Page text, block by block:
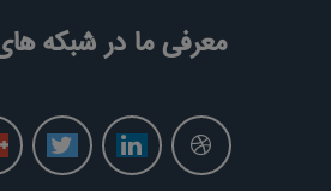
معرفی ما در شبکه